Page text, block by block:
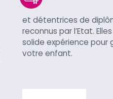
et détentrices de
reconnus par l’Etat.
solide expérience pour
votre enfant.